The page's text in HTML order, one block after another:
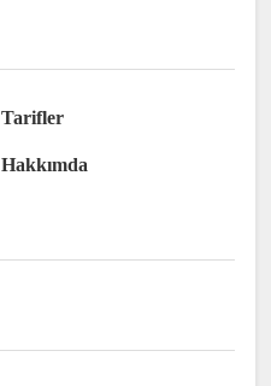
Tarifler
Hakkımda